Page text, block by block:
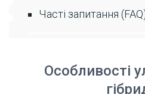
Часті запитання
Особливості